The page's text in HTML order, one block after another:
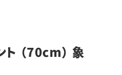
（70cm） 象